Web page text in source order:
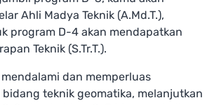
Ahli Madya Teknik (A.Md.T.),
program D-4 akan mendapatkan
Teknik (S.Tr.T.).
dan memperluas
teknik geomatika, melanjutkan